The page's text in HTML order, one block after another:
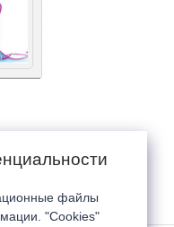
файлы
"Cookies"